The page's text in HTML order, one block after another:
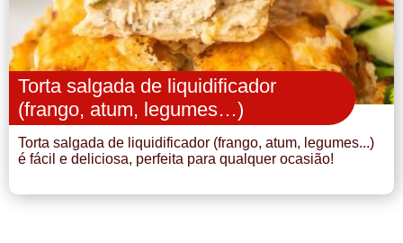
Torta salgada de liquidificador
(frango, atum, legumes…)
Torta salgada de liquidificador (frango, atum, legumes...)
é fácil e deliciosa, perfeita para qualquer ocasião!